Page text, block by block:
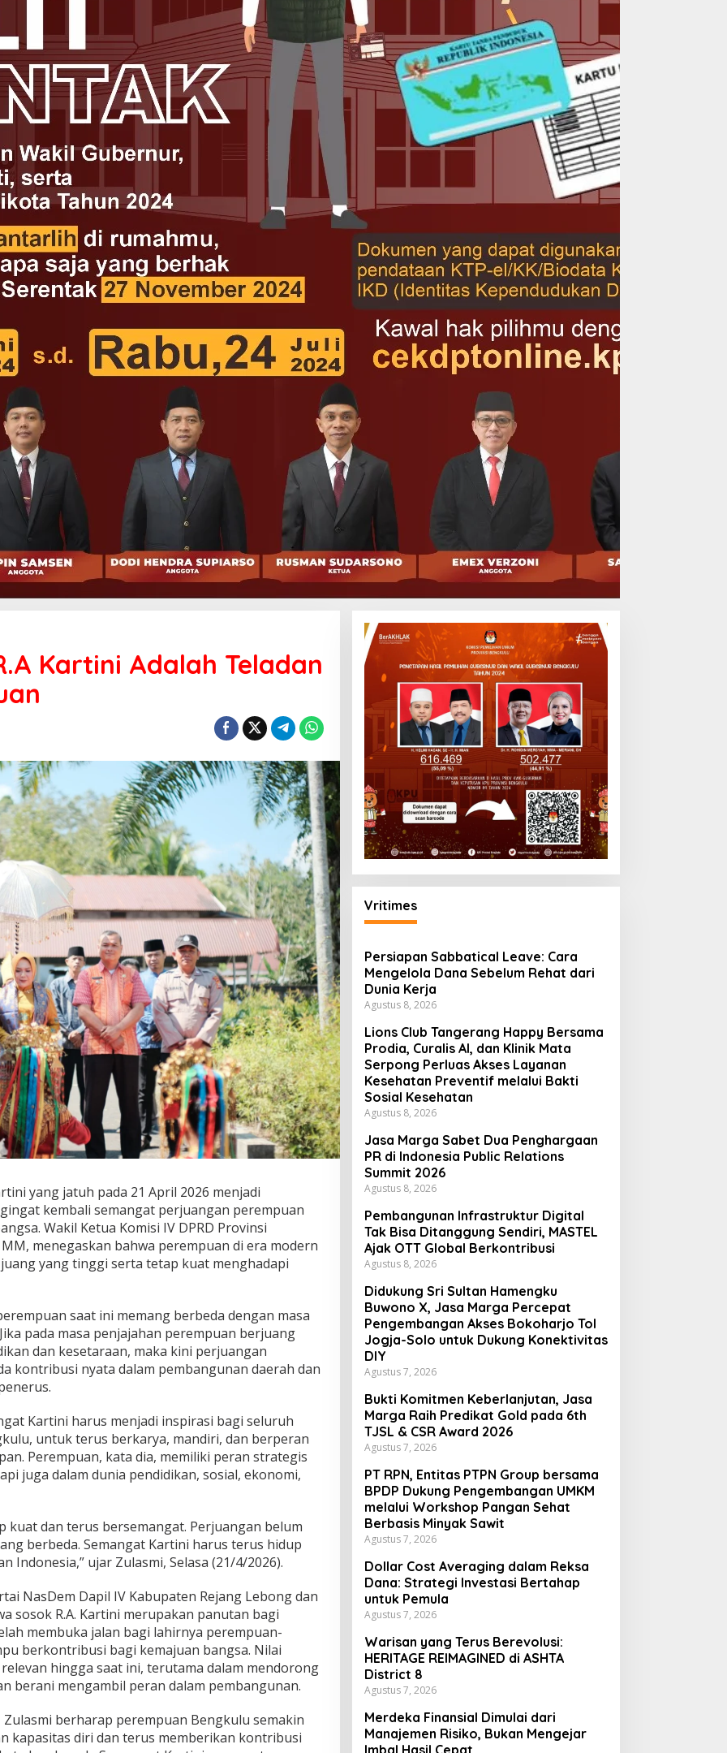
Kartini Adalah Teladan
yang jatuh pada 21 April 2026 menjadi
kembali semangat perjuangan perempuan
Wakil Ketua Komisi IV DPRD Provinsi
menegaskan bahwa perempuan di era modern
yang tinggi serta tetap kuat menghadapi
saat ini memang berbeda dengan masa
pada masa penjajahan perempuan berjuang
dan kesetaraan, maka kini perjuangan
kontribusi nyata dalam pembangunan daerah dan
Kartini harus menjadi inspirasi bagi seluruh
untuk terus berkarya, mandiri, dan berperan
Perempuan, kata dia, memiliki peran strategis
juga dalam dunia pendidikan, sosial, ekonomi,
kuat dan terus bersemangat. Perjuangan belum
berbeda. Semangat Kartini harus terus hidup
Indonesia,” ujar Zulasmi, Selasa (21/4/2026).
NasDem Dapil IV Kabupaten Rejang Lebong dan
sosok R.A. Kartini merupakan panutan bagi
membuka jalan bagi lahirnya perempuan-
berkontribusi bagi kemajuan bangsa. Nilai
hingga saat ini, terutama dalam mendorong
berani mengambil peran dalam pembangunan.
berharap perempuan Bengkulu semakin
kapasitas diri dan terus memberikan kontribusi
Vritimes
Persiapan Sabbatical Leave: Cara
Mengelola Dana Sebelum Rehat dari
Dunia Kerja
Agustus 8, 2026
Lions Club Tangerang Happy Bersama
Prodia, Curalis AI, dan Klinik Mata
Serpong Perluas Akses Layanan
Kesehatan Preventif melalui Bakti
Sosial Kesehatan
Agustus 8, 2026
Jasa Marga Sabet Dua Penghargaan
PR di Indonesia Public Relations
Summit 2026
Agustus 8, 2026
Pembangunan Infrastruktur Digital
Tak Bisa Ditanggung Sendiri, MASTEL
Ajak OTT Global Berkontribusi
Agustus 8, 2026
Didukung Sri Sultan Hamengku
Buwono X, Jasa Marga Percepat
Pengembangan Akses Bokoharjo Tol
Jogja-Solo untuk Dukung Konektivitas
DIY
Agustus 7, 2026
Bukti Komitmen Keberlanjutan, Jasa
Marga Raih Predikat Gold pada 6th
TJSL & CSR Award 2026
Agustus 7, 2026
PT RPN, Entitas PTPN Group bersama
BPDP Dukung Pengembangan UMKM
melalui Workshop Pangan Sehat
Berbasis Minyak Sawit
Agustus 7, 2026
Dollar Cost Averaging dalam Reksa
Dana: Strategi Investasi Bertahap
untuk Pemula
Agustus 7, 2026
Warisan yang Terus Berevolusi:
HERITAGE REIMAGINED di ASHTA
District 8
Agustus 7, 2026
Merdeka Finansial Dimulai dari
Manajemen Risiko, Bukan Mengejar
Imbal Hasil Cepat